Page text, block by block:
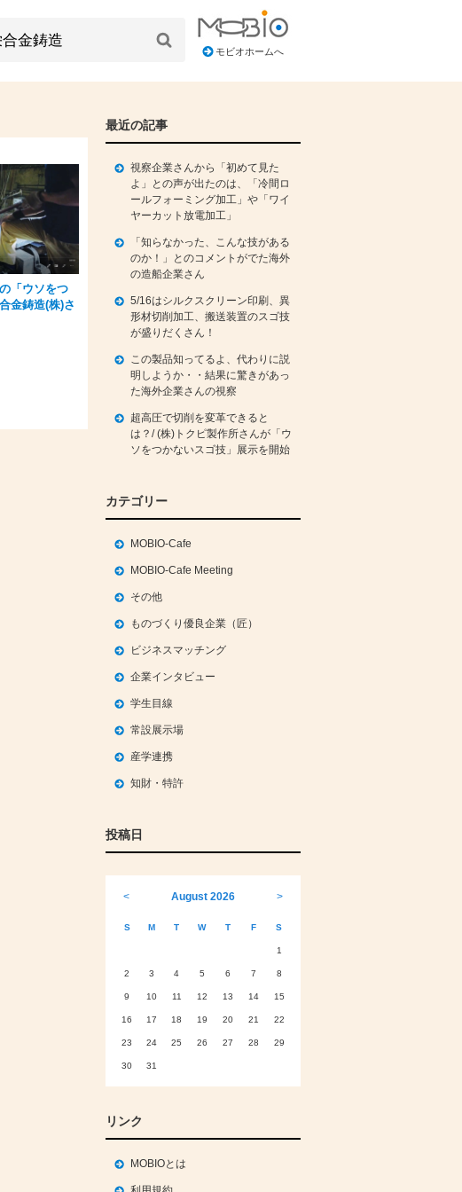
モビオホームへ
「ウソをつ
金鋳造(株)さ
最近の記事
視察企業さんから「初めて見た
よ」との声が出たのは、「冷間ロ
ールフォーミング加工」や「ワイ
ヤーカット放電加工」
「知らなかった、こんな技がある
のか！」とのコメントがでた海外
の造船企業さん
5/16はシルクスクリーン印刷、異
形材切削加工、搬送装置のスゴ技
が盛りだくさん！
この製品知ってるよ、代わりに説
明しようか・・結果に驚きがあっ
た海外企業さんの視察
超高圧で切削を変革できると
は？/ (株)トクピ製作所さんが「ウ
ソをつかないスゴ技」展示を開始
カテゴリー
MOBIO-Cafe
MOBIO-Cafe Meeting
その他
ものづくり優良企業（匠）
ビジネスマッチング
企業インタビュー
学生目線
常設展示場
産学連携
知財・特許
投稿日
< August 2026 >
S M T W T F S
1
2 3 4 5 6 7 8
9 10 11 12 13 14 15
16 17 18 19 20 21 22
23 24 25 26 27 28 29
30 31
リンク
MOBIOとは